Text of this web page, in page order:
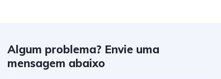
Algum problema? Envie uma
mensagem abaixo